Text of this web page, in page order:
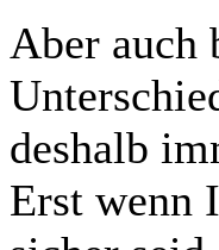
Aber auch
deshalb
Erst wenn